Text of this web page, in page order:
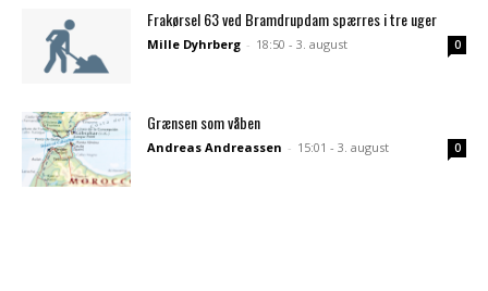
Frakørsel 63 ved Bramdrupdam spærres i tre uger
Mille Dyhrberg - 18:50 - 3. august 0
Grænsen som våben
Andreas Andreassen - 15:01 - 3. august 0